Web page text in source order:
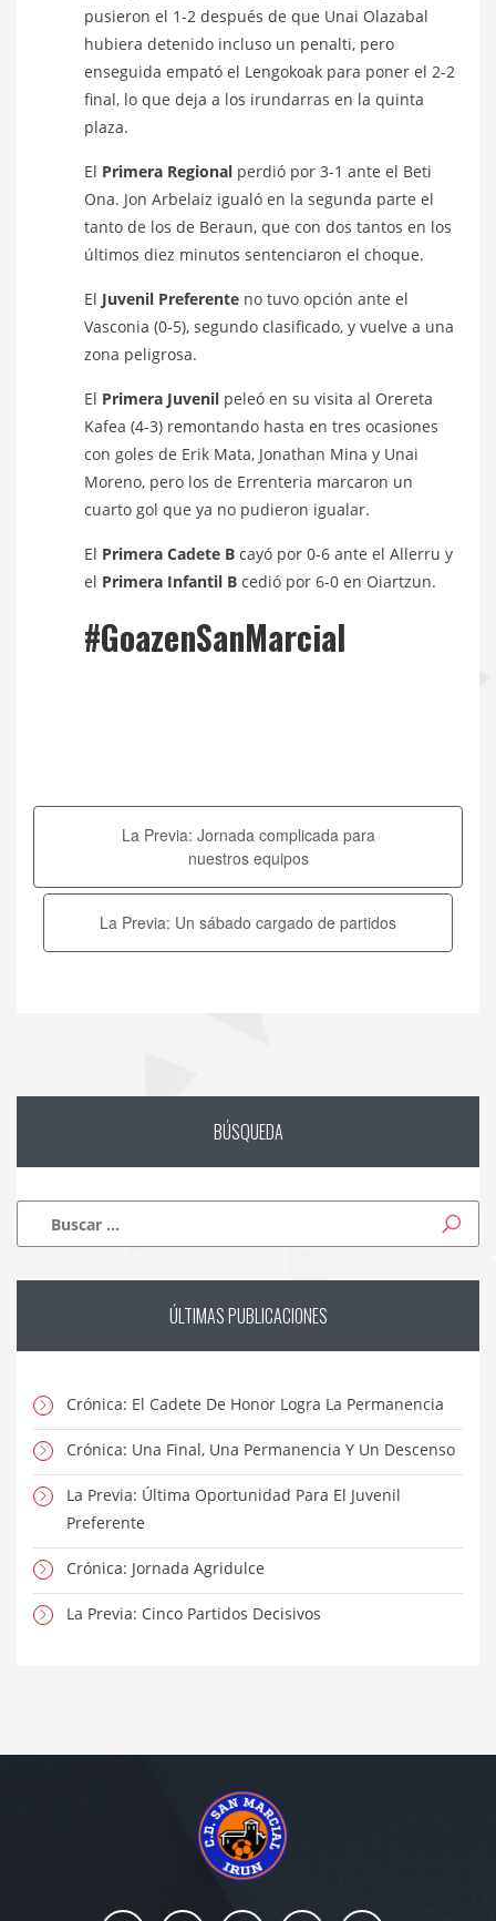
pusieron el 1-2 después de que Unai Olazabal
hubiera detenido incluso un penalti, pero
enseguida empató el Lengokoak para poner el 2-2
final, lo que deja a los irundarras en la quinta
plaza.
El Primera Regional perdió por 3-1 ante el Beti
Ona. Jon Arbelaiz igualó en la segunda parte el
tanto de los de Beraun, que con dos tantos en los
últimos diez minutos sentenciaron el choque.
El Juvenil Preferente no tuvo opción ante el
Vasconia (0-5), segundo clasificado, y vuelve a una
zona peligrosa.
El Primera Juvenil peleó en su visita al Orereta
Kafea (4-3) remontando hasta en tres ocasiones
con goles de Erik Mata, Jonathan Mina y Unai
Moreno, pero los de Errenteria marcaron un
cuarto gol que ya no pudieron igualar.
El Primera Cadete B cayó por 0-6 ante el Allerru y
el Primera Infantil B cedió por 6-0 en Oiartzun.
#GoazenSanMarcial
de
La Previa: Jornada complicada para
nuestros equipos
La Previa: Un sábado cargado de partidos
BÚSQUEDA
ÚLTIMASPUBLICACIONES
Crónica: El Cadete De Honor Logra La Permanencia
Crónica: Una Final, Una Permanencia Y Un Descenso
La Previa: Última Oportunidad Para El Juvenil
Preferente
Crónica: Jornada Agridulce
La Previa: Cinco Partidos Decisivos